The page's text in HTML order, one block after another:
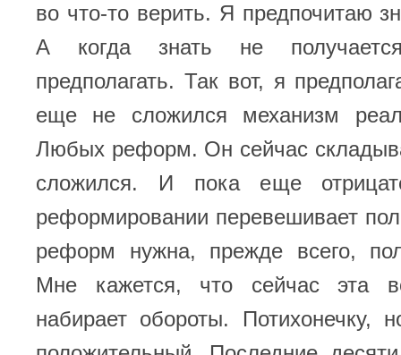
во что-то верить. Я предпочитаю
А когда знать не
предполагать. Так вот, я
еще не сложился механизм
Любых реформ. Он сейчас
сложился. И пока еще
реформировании перевешивает
реформ нужна, прежде всего,
Мне кажется, что сейчас эта
набирает обороты. Потихонечку,